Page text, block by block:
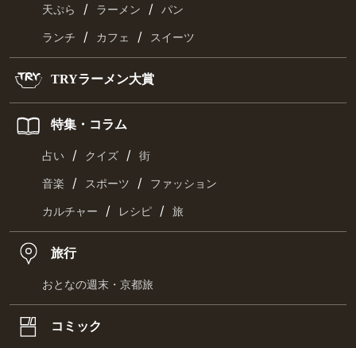
天ぷら / ラーメン / パン
ランチ / カフェ / スイーツ
TRYラーメン大賞
特集・コラム
占い / クイズ / 街
音楽 / スポーツ / ファッション
カルチャー / レシピ / 旅
旅行
おとなの週末・京都旅
コミック